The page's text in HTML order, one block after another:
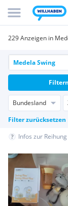
229 Anzeigen in
Bundesland
Filter zurücksetzen
Filtern
Infos zur